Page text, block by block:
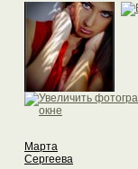
Марта
Сергеева